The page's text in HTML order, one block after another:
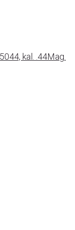
kal. .44Mag.